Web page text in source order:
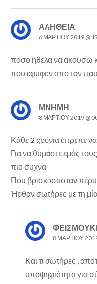
ΑΛΗΘΕΙΑ
6 ΜΑΡΤΊΟΥ 2019 @
ποσο ηθελα να ακουσω
που εφυφαν απο τον
ΜΝΗΜΗ
8 ΜΑΡΤΊΟΥ 2019 @
Κάθε 2 χρόνια έπρεπε να
Για να θυμάστε εμάς
πιο συχνα
Που βρισκόσασταν
Ήρθαν σωτήρες με τη
8 ΜΑΡΤΊΟΥ
Και τι σωτήρες ,
υποψηφιότητα για